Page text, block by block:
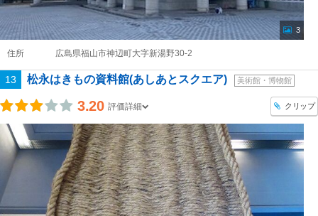
3
住所 広島県福山市神辺町大字新湯野30-2
13 松永はきもの資料館(あしあとスクエア) 美術館・博物館
3.20 評価詳細 クリップ